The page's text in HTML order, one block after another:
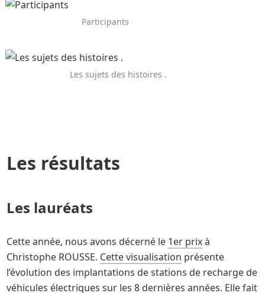
Participants
Les sujets des histoires .
Les résultats
Les lauréats
Cette année, nous avons décerné le 1er prix à
Christophe ROUSSE. Cette visualisation présente
l’évolution des implantations de stations de recharge de
véhicules électriques sur les 8 dernières années. Elle fait